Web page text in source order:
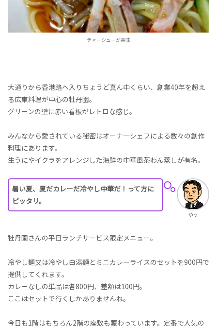
チャーシューが美味
大通りから香港路へ入りちょうど真ん中くらい、創業40年を超え
る広東料理が中心の牡丹園。
グリーンの壁に赤い看板がレトロな感じ。
みんなから愛されている秘密はオーナーシェフによる数々の創作
料理にあります。
生うにやイクラをアレンジした海鮮の中華風茶わん蒸しが有名。
ゆう
暑い夏、夏だカレーだ冷やし中華だ！って方に
ピッタリ。
牡丹園さんの平日ランチサービス限定メニュー。
冷やし麺又は冷やし白湯麺とミニカレーライスのセットを900円で
提供してくれます。
カレーなしの単品は各800円、差額は100円。
ここはセットで行くしかありませんね。
今日も1階はもちろん2階の座敷も賑わっています。定番で人気の